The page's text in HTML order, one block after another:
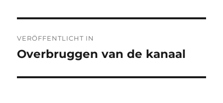
VERÖFFENTLICHT IN
Overbruggen van de kanaal